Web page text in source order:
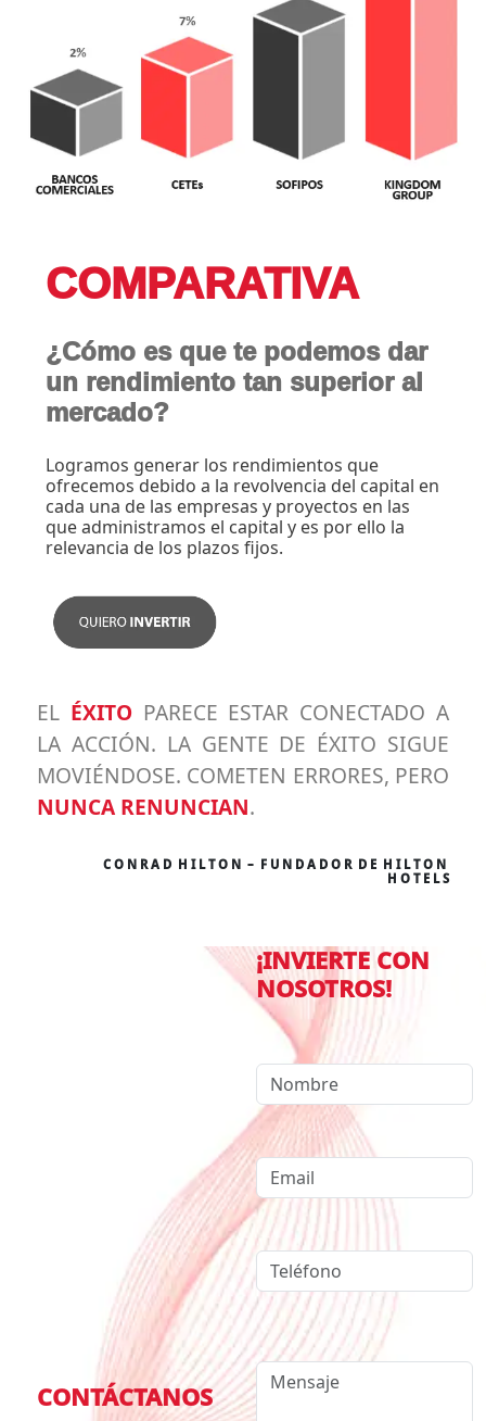
COMPARATIVA
¿Cómo es que te podemos dar
un rendimiento tan superior al
mercado?
Logramos generar los rendimientos que
ofrecemos debido a la revolvencia del capital en
cada una de las empresas y proyectos en las
que administramos el capital y es por ello la
relevancia de los plazos fijos.
EL ÉXITO PARECE ESTAR CONECTADO A
LA ACCIÓN. LA GENTE DE ÉXITO SIGUE
MOVIÉNDOSE. COMETEN ERRORES, PERO
NUNCA RENUNCIAN.
C O N R A D H I L T O N – F U N D A D O R D E H I L T O N
H O T E L S
CONTÁCTANOS
¡INVIERTE CON
NOSOTROS!